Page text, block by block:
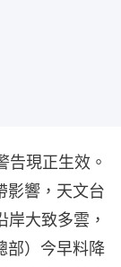
告現正生效。
影響，天文台
大致多雲，
部）今早料降